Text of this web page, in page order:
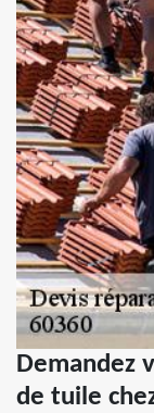
Demandez
de tuile